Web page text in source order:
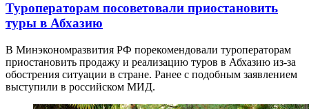
Туроператорам посоветовали приостановить
туры в Абхазию
В Минэкономразвития РФ порекомендовали туроператорам
приостановить продажу и реализацию туров в Абхазию из-за
обострения ситуации в стране. Ранее с подобным заявлением
выступили в российском МИД.